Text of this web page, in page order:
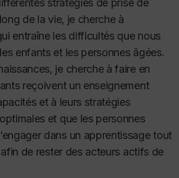
de la vie, je cherche à
entraîne les difficultés que nous
enfants et les personnes âgées.
je cherche à faire en
reçoivent un enseignement
et à leurs stratégies
et que les personnes
dans un apprentissage tout
de rester des acteurs actifs de